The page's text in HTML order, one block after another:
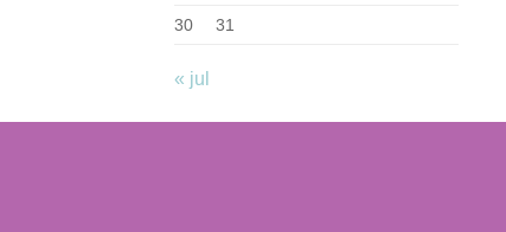
30 31
« jul